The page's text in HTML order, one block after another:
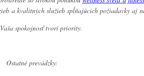
a kvalitných služieb spĺňajúcich požiadavky aj
spokojnosť tvorí priority.
Ostatné prevádzky: